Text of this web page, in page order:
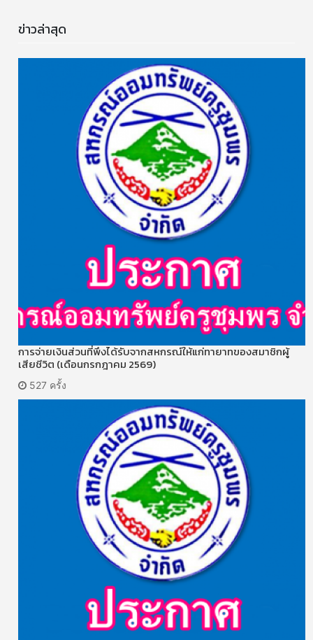
ข่าวล่าสุด
การจ่ายเงินส่วนที่พึงได้รับจากสหกรณ์ให้แก่ทายาทของสมาชิกผู้
เสียชีวิต (เดือนกรกฎาคม 2569)
527 ครั้ง